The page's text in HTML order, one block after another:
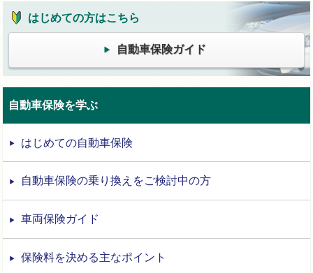
はじめての方はこちら
自動車保険ガイド
自動車保険を学ぶ
はじめての自動車保険
自動車保険の乗り換えをご検討中の方
車両保険ガイド
保険料を決める主なポイント